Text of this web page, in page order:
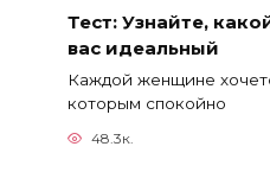
Тест: Узнайте,
вас идеальный
Каждой женщине
которым спокойно
48.3к.